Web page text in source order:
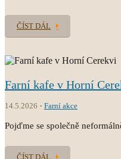
ČÍST DÁL
Farní kafe v Horní
14.5.2026 Farní akce
Pojďme se společně
ČÍST DÁL